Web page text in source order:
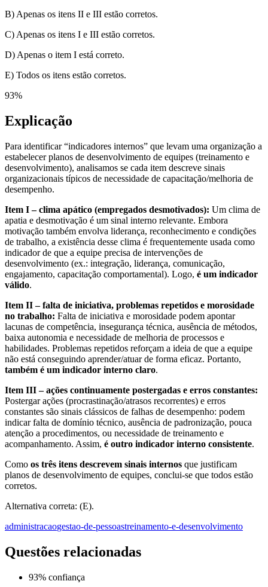
B) Apenas os itens II e III estão corretos.
C) Apenas os itens I e III estão corretos.
D) Apenas o item I está correto.
E) Todos os itens estão corretos.
93%
Explicação
Para identificar “indicadores internos” que levam uma organização a
estabelecer planos de desenvolvimento de equipes (treinamento e
desenvolvimento), analisamos se cada item descreve sinais
organizacionais típicos de necessidade de capacitação/melhoria de
desempenho.
Item I – clima apático (empregados desmotivados): Um clima de
apatia e desmotivação é um sinal interno relevante. Embora
motivação também envolva liderança, reconhecimento e condições
de trabalho, a existência desse clima é frequentemente usada como
indicador de que a equipe precisa de intervenções de
desenvolvimento (ex.: integração, liderança, comunicação,
engajamento, capacitação comportamental). Logo, é um indicador
válido.
Item II – falta de iniciativa, problemas repetidos e morosidade
no trabalho: Falta de iniciativa e morosidade podem apontar
lacunas de competência, insegurança técnica, ausência de métodos,
baixa autonomia e necessidade de melhoria de processos e
habilidades. Problemas repetidos reforçam a ideia de que a equipe
não está conseguindo aprender/atuar de forma eficaz. Portanto,
também é um indicador interno claro.
Item III – ações continuamente postergadas e erros constantes:
Postergar ações (procrastinação/atrasos recorrentes) e erros
constantes são sinais clássicos de falhas de desempenho: podem
indicar falta de domínio técnico, ausência de padronização, pouca
atenção a procedimentos, ou necessidade de treinamento e
acompanhamento. Assim, é outro indicador interno consistente.
Como os três itens descrevem sinais internos que justificam
planos de desenvolvimento de equipes, conclui-se que todos estão
corretos.
Alternativa correta: (E).
administracaogestao-de-pessoastreinamento-e-desenvolvimento
Questões relacionadas
93% confiança